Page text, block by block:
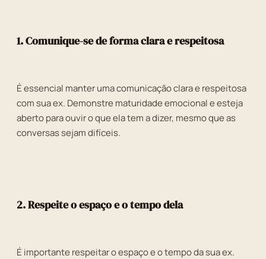
1. Comunique-se de forma clara e respeitosa
É essencial manter uma comunicação clara e respeitosa
com sua ex. Demonstre maturidade emocional e esteja
aberto para ouvir o que ela tem a dizer, mesmo que as
conversas sejam difíceis.
2. Respeite o espaço e o tempo dela
É importante respeitar o espaço e o tempo da sua ex.